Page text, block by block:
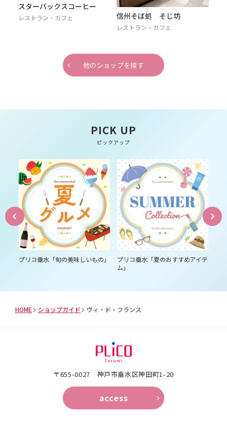
スターバックスコーヒー
レストラン・カフェ 信州そば処 そじ坊
レストラン・カフェ
他のショップを探す
PICK UP
ピックアップ
プリコ垂水「旬の美味しいもの」
プリコ垂水「夏のおすすめアイテ
ム」
HOME ショップガイド ヴィ・ド・フランス
〒655-0027 神戸市垂水区神田町1-20
access